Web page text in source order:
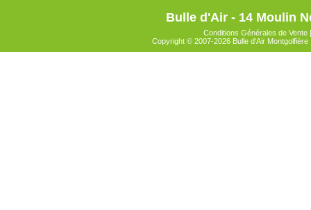
Bulle d'Air - 14 Moulin
Conditions Générales de Vente
Copyright © 2007-2026 Bulle d'Air